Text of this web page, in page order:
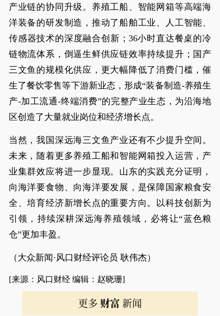
产业链的协同升级。养殖工船、智能网箱等高端海
洋装备的研发制造，推动了船舶工业、人工智能、
传感器技术的深度融合创新；36小时直达餐桌的冷
链物流体系，倒逼生鲜供应链效率持续提升；国产
三文鱼的规模化供应，更大幅降低了消费门槛，催
生了餐饮零售等下游新业态，形成“装备制造-养殖生
产-加工流通-终端消费”的完整产业生态，为沿海地
区创造了大量就业岗位和经济增长点。
当然，我国深远海三文鱼产业还有不少提升空间。
未来，随着更多养殖工船和智能网箱投入运营，产
业集群效应将进一步显现。山东的实践充分证明，
向海洋要食物、向海洋要发展，是保障国家粮食安
全、培育经济新增长点的重要方向。以科技创新为
引领，持续深耕深远海养殖领域，必将让“蓝色粮
仓”更加丰盈。
（大众新闻·风口财经评论员 耿伟杰）
[来源：风口财经 编辑：赵晓珊]
更多 财富 新闻